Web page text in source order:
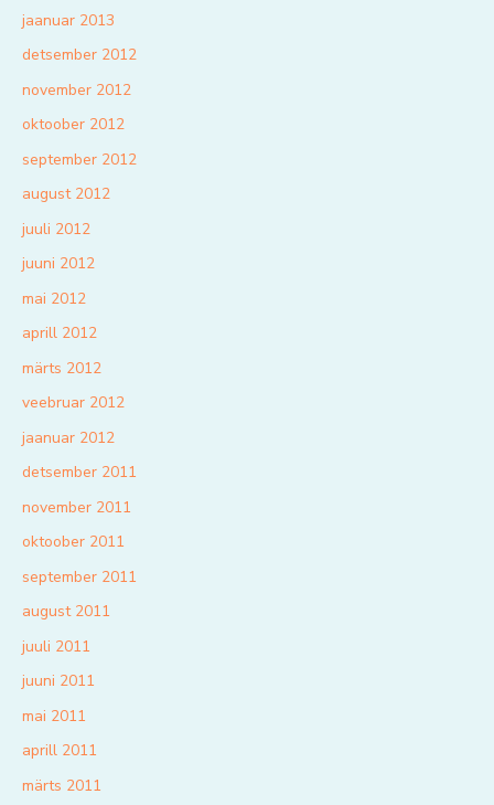
jaanuar 2013
detsember 2012
november 2012
oktoober 2012
september 2012
august 2012
juuli 2012
juuni 2012
mai 2012
aprill 2012
märts 2012
veebruar 2012
jaanuar 2012
detsember 2011
november 2011
oktoober 2011
september 2011
august 2011
juuli 2011
juuni 2011
mai 2011
aprill 2011
märts 2011